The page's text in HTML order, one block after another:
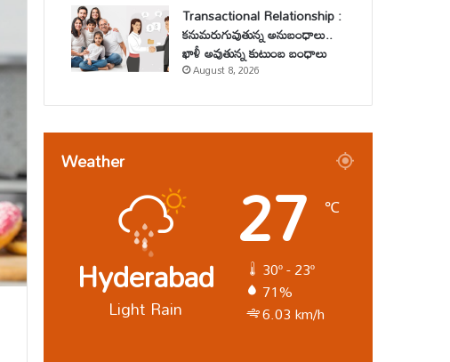
Transactional Relationship :
కనుమరుగువుతున్న అనుబంధాలు..
ఖాళీ అవుతున్న కుటుంబ బంధాలు
August 8, 2026
Weather
Hyderabad
Light Rain
27 ℃
30º - 23º
71%
6.03 km/h